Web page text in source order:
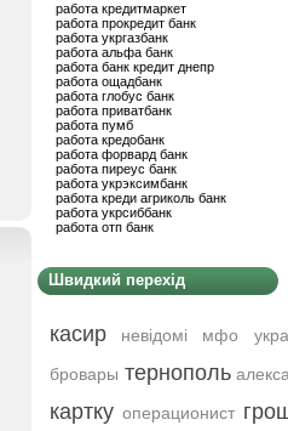
работа кредитмаркет
работа прокредит банк
работа укргазбанк
работа альфа банк
работа банк кредит днепр
работа ощадбанк
работа глобус банк
работа приватбанк
работа пумб
работа кредобанк
работа форвард банк
работа пиреус банк
работа укрэксимбанк
работа креди агриколь банк
работа укрсиббанк
работа отп банк
Швидкий перехід
касир
невідомі мфо
бровары тернополь
картку операционист